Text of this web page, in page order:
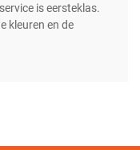
is eersteklas.
kleuren en de